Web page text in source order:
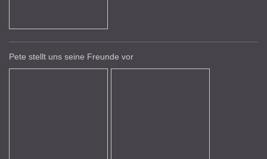
Pete stellt uns seine Freunde vor